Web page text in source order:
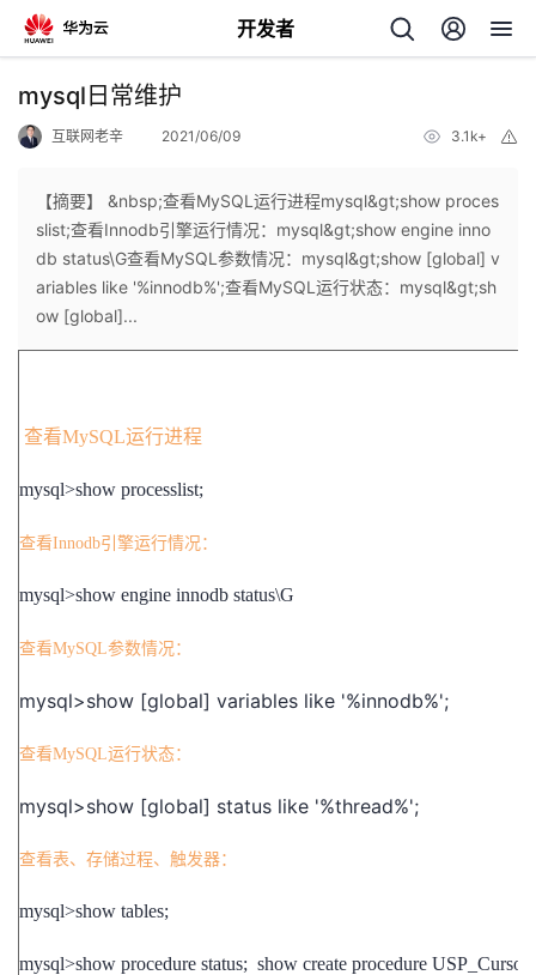
开发者
返
个
人
我
我
的
博
客
我
的
论
坛
我
的
圈
子
我
的
直
我
的
我
mysql日常维护
互联网老辛 2021/06/09 3.1k+
【摘要】 &nbsp;查看MySQL运行进程mysql&gt;show proces
slist;查看Innodb引擎运行情况：mysql&gt;show engine inno
db status\G查看MySQL参数情况：mysql&gt;show [global] v
ariables like '%innodb%';查看MySQL运行状态：mysql&gt;sh
ow [global]...
查看MySQL运行进程
mysql>show processlist;
查看Innodb引擎运行情况：
mysql>show engine innodb status\G
查看MySQL参数情况：
mysql>show [global] variables like '%innodb%';
查看MySQL运行状态：
mysql>show [global] status like '%thread%';
查看表、存储过程、触发器：
mysql>show tables;
mysql>show procedure status; show create procedure USP_Cursor;